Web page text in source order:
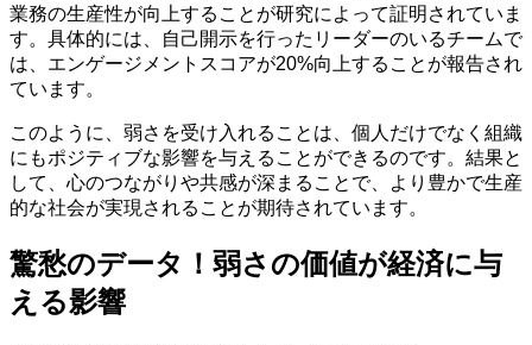
業務の生産性が向上することが研究によって証明されていま
す。具体的には、自己開示を行ったリーダーのいるチームで
は、エンゲージメントスコアが20%向上することが報告され
ています。
このように、弱さを受け入れることは、個人だけでなく組織
にもポジティブな影響を与えることができるのです。結果と
して、心のつながりや共感が深まることで、より豊かで生産
的な社会が実現されることが期待されています。
驚愁のデータ！弱さの価値が経済に与
える影響